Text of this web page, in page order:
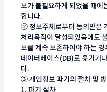
보가 불필요하게 되었을 때에
합니다.
② 정보주체로부터 동의받은
처리목적이 달성되었음에도
보를 계속 보존하여야 하는
데이터베이스(DB)로 옮기거
다.
③ 개인정보 파기의 절차 및
1. 파기 절차